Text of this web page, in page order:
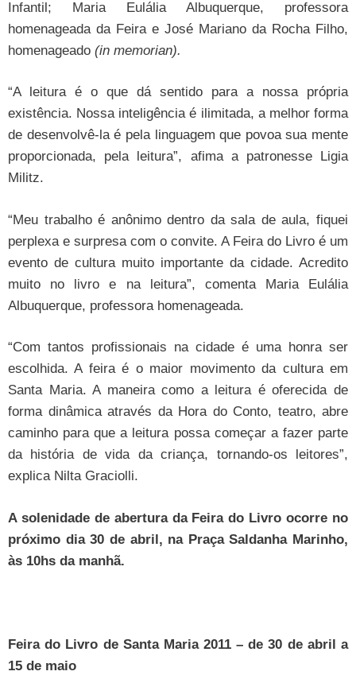
Infantil; Maria Eulália Albuquerque, professora
homenageada da Feira e José Mariano da Rocha Filho,
homenageado (in memorian).
“A leitura é o que dá sentido para a nossa própria
existência. Nossa inteligência é ilimitada, a melhor forma
de desenvolvê-la é pela linguagem que povoa sua mente
proporcionada, pela leitura”, afima a patronesse Ligia
Militz.
“Meu trabalho é anônimo dentro da sala de aula, fiquei
perplexa e surpresa com o convite. A Feira do Livro é um
evento de cultura muito importante da cidade. Acredito
muito no livro e na leitura”, comenta Maria Eulália
Albuquerque, professora homenageada.
“Com tantos profissionais na cidade é uma honra ser
escolhida. A feira é o maior movimento da cultura em
Santa Maria. A maneira como a leitura é oferecida de
forma dinâmica através da Hora do Conto, teatro, abre
caminho para que a leitura possa começar a fazer parte
da história de vida da criança, tornando-os leitores”,
explica Nilta Graciolli.
A solenidade de abertura da Feira do Livro ocorre no
próximo dia 30 de abril, na Praça Saldanha Marinho,
às 10hs da manhã.
Feira do Livro de Santa Maria 2011 – de 30 de abril a
15 de maio